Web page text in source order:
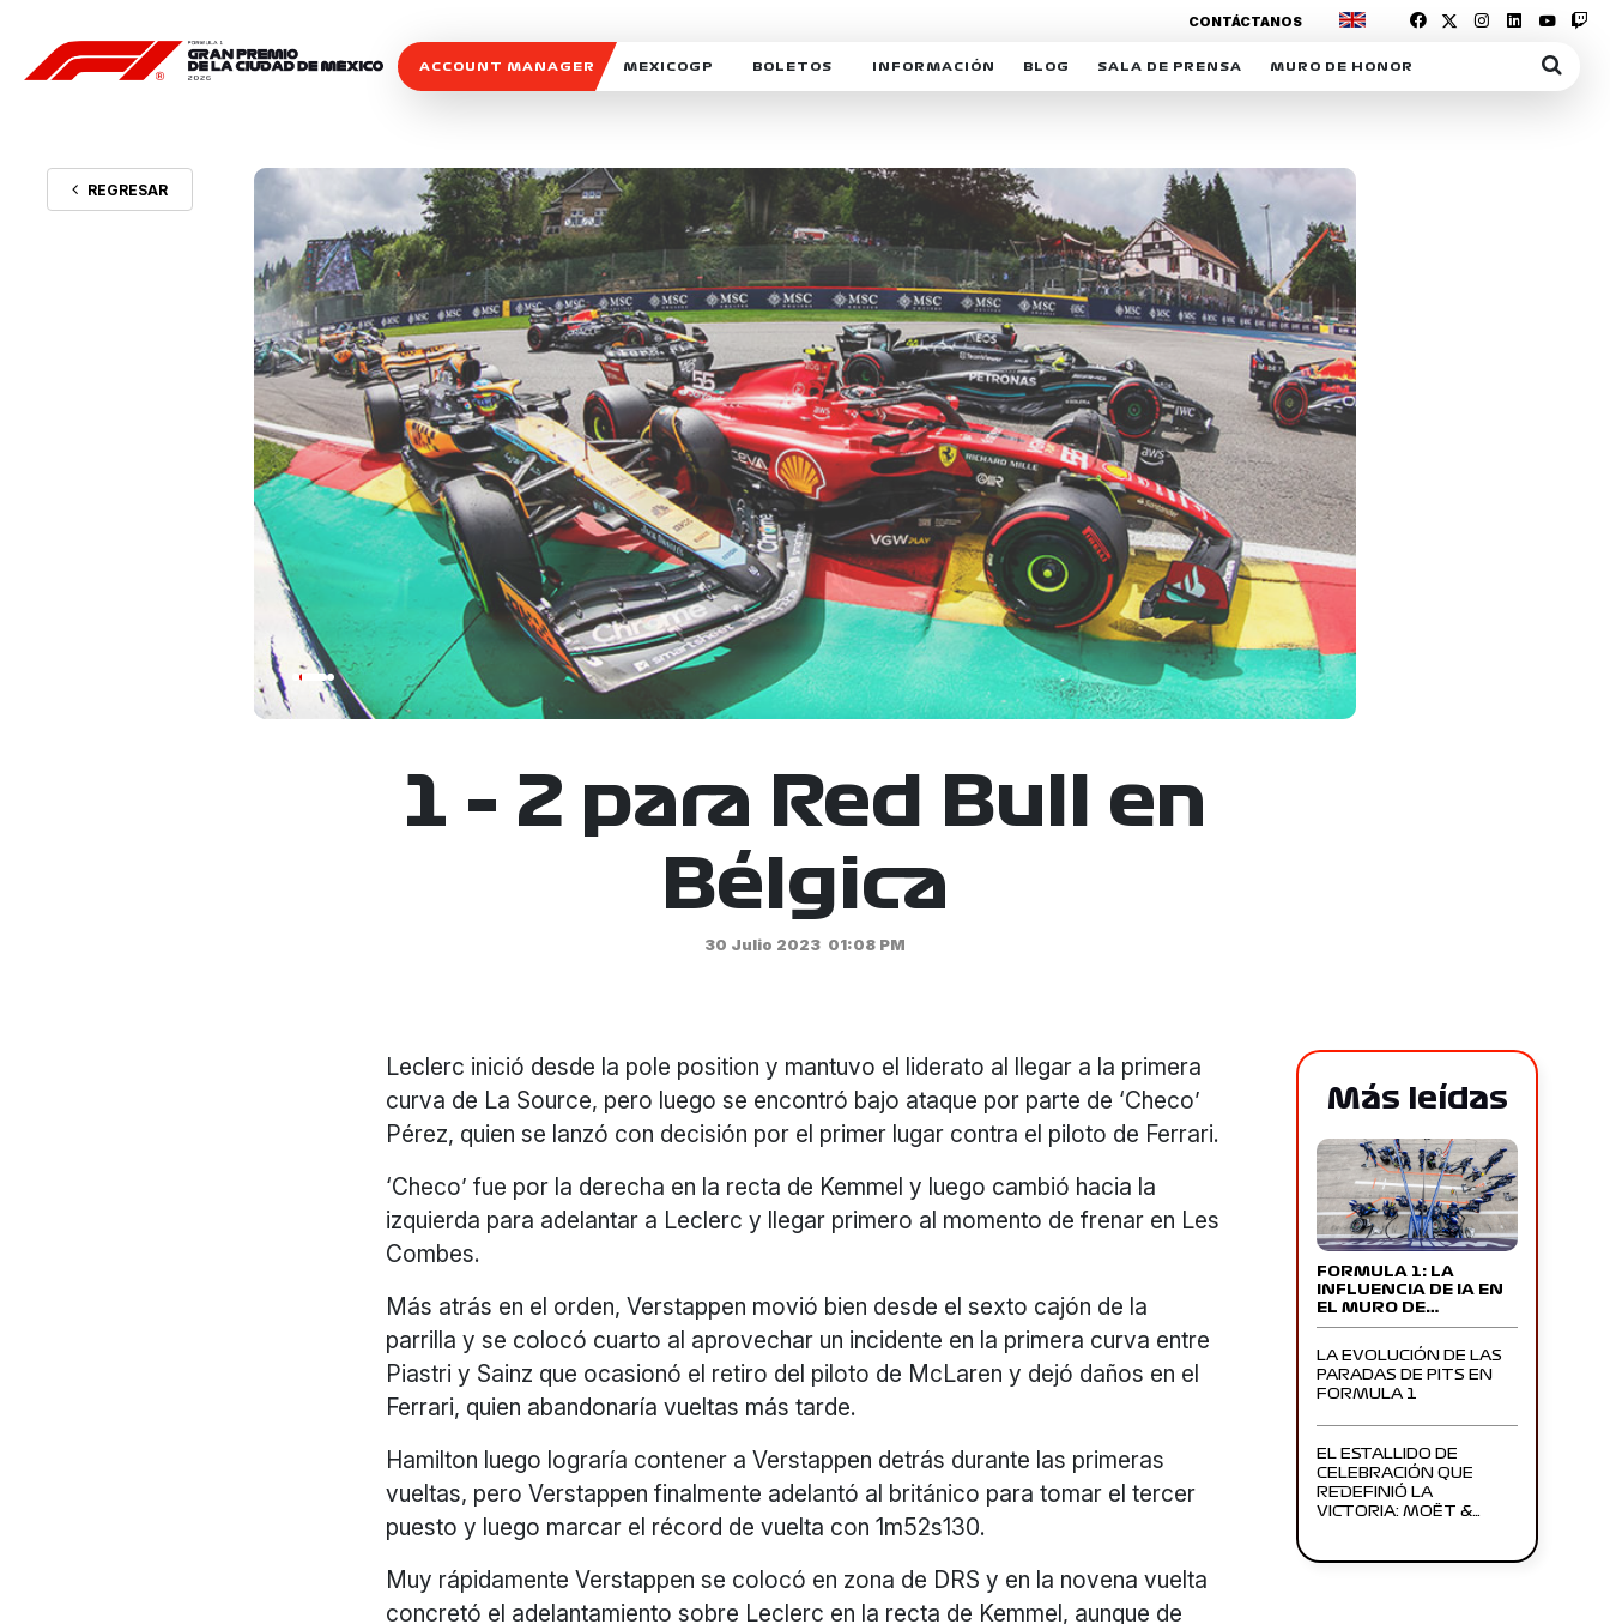
ACCOUNT MANAGER MEXICOGP
SOSTENIBILIDAD
CELEBRA CON NOSOTROS
BOLETOS INFORMACIÓN
DERECHO DE PRIMERA OPCIÓN
REFORESTEMOS JUNTOS
MOTORSPORT ACADEMY
VOLUNTARIOS
EXPOSICIÓN FOTOGRÁFICA
CAMPEONATO
PATROCINADORES
LEGALES TICKETMASTER
BLOG
MEXICOGP
INTERACTIVOS
SALA DE PRENSA
ACREDITACIONES
MURO DE HONOR
CONTÁCTANOS
REGRESAR
1 – 2 para Red Bull en
Bélgica
30 Julio 2023 01:08 PM
Leclerc inició desde la pole position y mantuvo el liderato al llegar a la primera
curva de La Source, pero luego se encontró bajo ataque por parte de ‘Checo’
Pérez, quien se lanzó con decisión por el primer lugar contra el piloto de Ferrari.
‘Checo’ fue por la derecha en la recta de Kemmel y luego cambió hacia la
izquierda para adelantar a Leclerc y llegar primero al momento de frenar en Les
Combes.
Más atrás en el orden, Verstappen movió bien desde el sexto cajón de la
parrilla y se colocó cuarto al aprovechar un incidente en la primera curva entre
Piastri y Sainz que ocasionó el retiro del piloto de McLaren y dejó daños en el
Ferrari, quien abandonaría vueltas más tarde.
Hamilton luego lograría contener a Verstappen detrás durante las primeras
vueltas, pero Verstappen finalmente adelantó al británico para tomar el tercer
puesto y luego marcar el récord de vuelta con 1m52s130.
Muy rápidamente Verstappen se colocó en zona de DRS y en la novena vuelta
concretó el adelantamiento sobre Leclerc en la recta de Kemmel, aunque de
Más leídas
FORMULA 1: LA
INFLUENCIA DE IA EN
EL MURO DE…
LA EVOLUCIÓN DE LAS
PARADAS DE PITS EN
FORMULA 1
EL ESTALLIDO DE
CELEBRACIÓN QUE
REDEFINIÓ LA
VICTORIA: MOËT &…